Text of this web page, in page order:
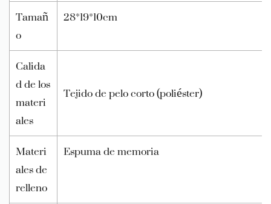
Tamañ
o
28*19*10cm
Calida
d de los
materi
ales
Tejido de pelo corto (poliéster)
Materi
ales de
relleno
Espuma de memoria